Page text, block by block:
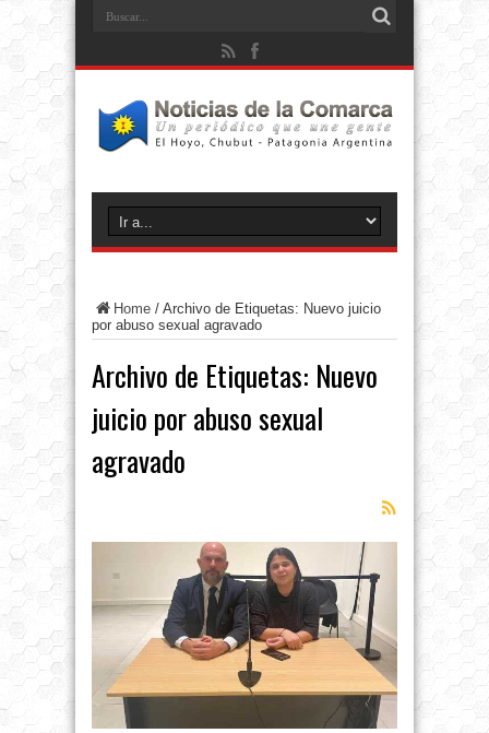
Home / Archivo de Etiquetas: Nuevo juicio
por abuso sexual agravado
Archivo de Etiquetas: Nuevo
juicio por abuso sexual
agravado